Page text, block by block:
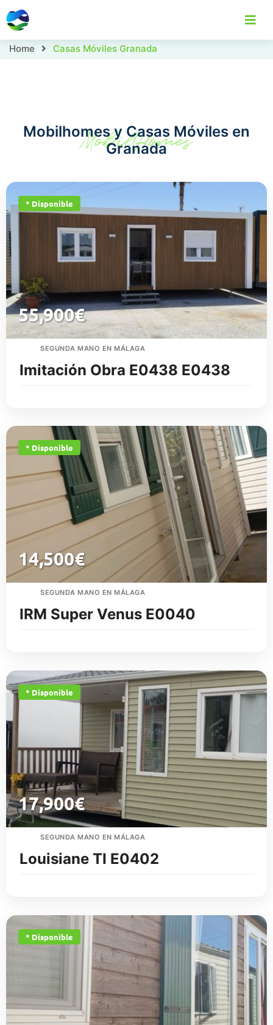
Home Casas Móviles Granada
MobilHomes
Mobilhomes y Casas Móviles en
Granada
* Disponible
55,900€
SEGUNDA MANO EN MÁLAGA
Imitación Obra E0438 E0438
* Disponible
14,500€
SEGUNDA MANO EN MÁLAGA
IRM Super Venus E0040
* Disponible
17,900€
SEGUNDA MANO EN MÁLAGA
Louisiane TI E0402
* Disponible